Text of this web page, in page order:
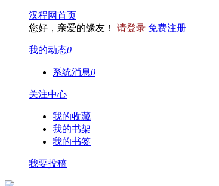
汉程网首页
您好，亲爱的缘友！ 请登录 免费注册
我的动态0
系统消息0
关注中心
我的收藏
我的书架
我的书签
我要投稿